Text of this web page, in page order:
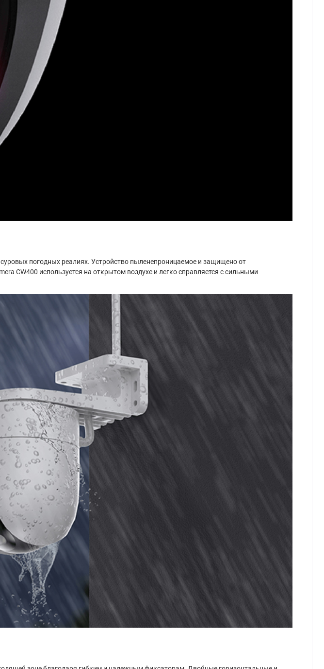
погодных реалиях. Устройство пыленепроницаемое и защищено от
CW400 используется на открытом воздухе и легко справляется с сильными